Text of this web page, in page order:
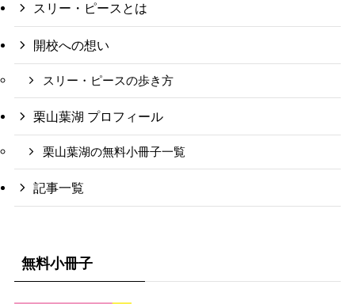
スリー・ピースとは
開校への想い
スリー・ピースの歩き方
栗山葉湖 プロフィール
栗山葉湖の無料小冊子一覧
記事一覧
無料小冊子